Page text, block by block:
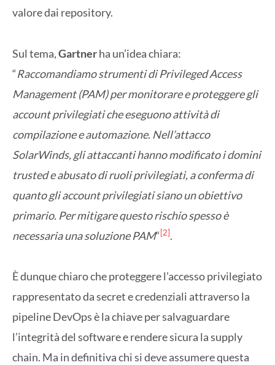
valore dai repository.
Sul tema,Gartnerha un’idea chiara:
“Raccomandiamo strumenti di Privileged Access
Management (PAM) per monitorare e proteggere gli
account privilegiati che eseguono attività di
compilazione e automazione. Nell’attacco
SolarWinds, gli attaccanti hanno modificato i domini
trusted e abusato di ruoli privilegiati, a conferma di
quanto gli account privilegiati siano un obiettivo
primario. Per mitigare questo rischio spesso è
necessaria una soluzione PAM“ [2] .
È dunque chiaro che proteggere l’accesso privilegiato
rappresentato da secret e credenziali attraverso la
pipeline DevOps è la chiave per salvaguardare
l’integrità del software e rendere sicura la supply
chain. Ma in definitiva chi si deve assumere questa